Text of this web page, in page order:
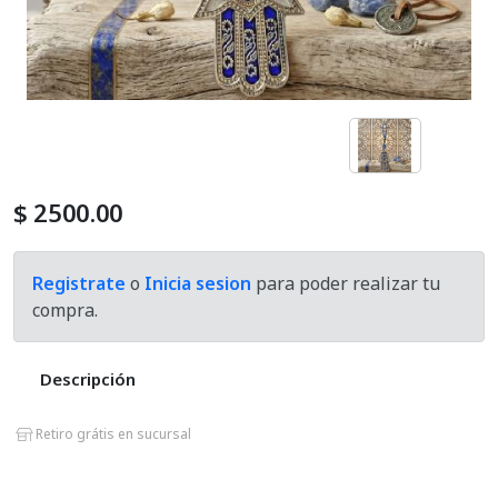
$ 2500.00
Registrate o Inicia sesion para poder realizar tu
compra.
Descripción
Retiro grátis en sucursal
Cosmetica Del Automotor
Defumacion
Exhibidores
Hornillos
Home And Deco